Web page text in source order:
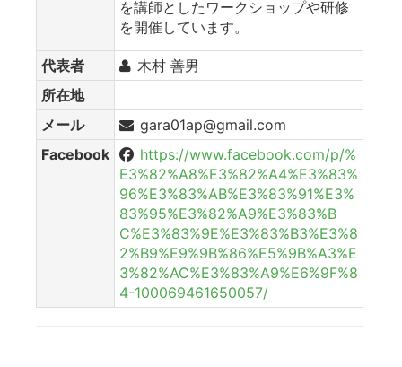
を講師としたワークショップや研修
を開催しています。
代表者
木村 善男
所在地
メール
gara01ap@gmail.com
Facebook
https://www.facebook.com/p/%
E3%82%A8%E3%82%A4%E3%83%
96%E3%83%AB%E3%83%91%E3%
83%95%E3%82%A9%E3%83%B
C%E3%83%9E%E3%83%B3%E3%8
2%B9%E9%9B%86%E5%9B%A3%E
3%82%AC%E3%83%A9%E6%9F%8
4-100069461650057/